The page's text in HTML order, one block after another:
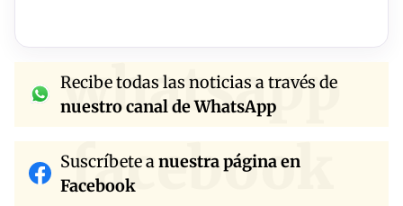
whatsapp
Recibe todas las noticias a través de
nuestro canal de WhatsApp
facebook
Suscríbete anuestra página en
Facebook